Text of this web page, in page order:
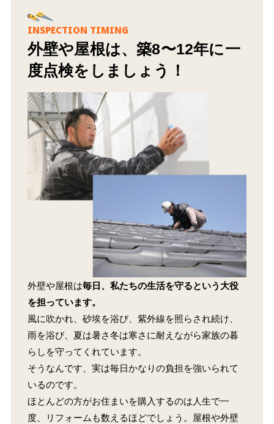
INSPECTION TIMING
外壁や屋根は、築8〜12年に一
度点検をしましょう！
外壁や屋根は毎日、私たちの生活を守るという大役
を担っています。
風に吹かれ、砂埃を浴び、紫外線を照らされ続け、
雨を浴び、夏は暑さ冬は寒さに耐えながら家族の暮
らしを守ってくれています。
そうなんです、実は毎日かなりの負担を強いられて
いるのです。
ほとんどの方がお住まいを購入するのは人生で一
度、リフォームも数えるほどでしょう。屋根や外壁